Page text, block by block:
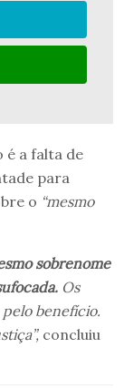
é a falta de
para
o “mesmo
sobrenome
Os
benefício.
concluiu